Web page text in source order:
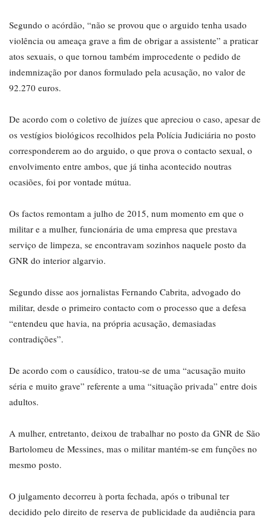
Segundo o acórdão, “não se provou que o arguido tenha usado
violência ou ameaça grave a fim de obrigar a assistente” a praticar
atos sexuais, o que tornou também improcedente o pedido de
indemnização por danos formulado pela acusação, no valor de
92.270 euros.
De acordo com o coletivo de juízes que apreciou o caso, apesar de
os vestígios biológicos recolhidos pela Polícia Judiciária no posto
corresponderem ao do arguido, o que prova o contacto sexual, o
envolvimento entre ambos, que já tinha acontecido noutras
ocasiões, foi por vontade mútua.
Os factos remontam a julho de 2015, num momento em que o
militar e a mulher, funcionária de uma empresa que prestava
serviço de limpeza, se encontravam sozinhos naquele posto da
GNR do interior algarvio.
Segundo disse aos jornalistas Fernando Cabrita, advogado do
militar, desde o primeiro contacto com o processo que a defesa
“entendeu que havia, na própria acusação, demasiadas
contradições”.
De acordo com o causídico, tratou-se de uma “acusação muito
séria e muito grave” referente a uma “situação privada” entre dois
adultos.
A mulher, entretanto, deixou de trabalhar no posto da GNR de São
Bartolomeu de Messines, mas o militar mantém-se em funções no
mesmo posto.
O julgamento decorreu à porta fechada, após o tribunal ter
decidido pelo direito de reserva de publicidade da audiência para